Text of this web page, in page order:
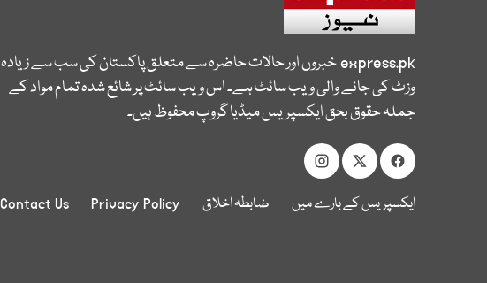
express.pkخبروں اور حالات حاضرہ سے متعلق پاکستان کی سب سے زیادہ
وزٹ کی جانے والی ویب سائٹ ہے۔ اس ویب سائٹ پر شائع شدہ تمام مواد کے
جملہ حقوق بحق ایکسپریس میڈیا گروپ محفوظ ہیں۔
ایکسپریس کے بارے میں ضابطہ اخلاق Privacy Policy
Contact Us